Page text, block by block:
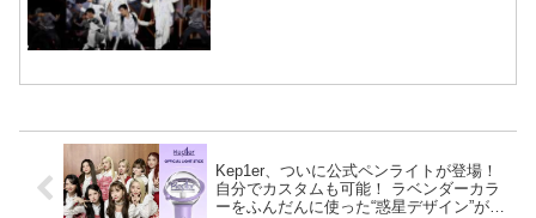
Kep1er、ついに公式ペンライトが登場！
自分でカスタムも可能！ ラベンダーカラ
ーをふんだんに使った“惑星デザイン”が超